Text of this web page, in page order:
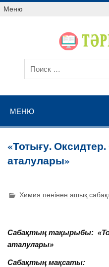
Меню
МЕНЮ
«Тотығу.
аталулары»
Химия пәнінен ашық
Сабақтың тақырыбы:
аталулары»
Сабақтың мақсаты: